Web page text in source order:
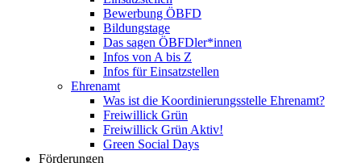
Bewerbung ÖBFD
Bildungstage
Das sagen ÖBFDler*innen
Infos von A bis Z
Infos für Einsatzstellen
Ehrenamt
Was ist die Koordinierungsstelle Ehrenamt?
Freiwillick Grün
Freiwillick Grün Aktiv!
Green Social Days
Förderungen